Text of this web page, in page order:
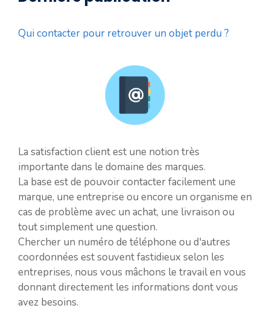
Qui contacter pour retrouver un objet perdu ?
La satisfaction client est une notion très
importante dans le domaine des marques.
La base est de pouvoir contacter facilement une
marque, une entreprise ou encore un organisme en
cas de problème avec un achat, une livraison ou
tout simplement une question.
Chercher un numéro de téléphone ou d'autres
coordonnées est souvent fastidieux selon les
entreprises, nous vous mâchons le travail en vous
donnant directement les informations dont vous
avez besoins.